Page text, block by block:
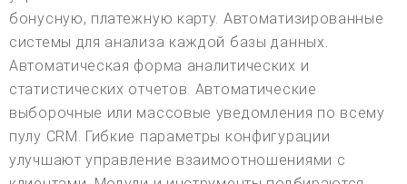
бонусную, платежную карту. Автоматизированные
системы для анализа каждой базы данных.
Автоматическая форма аналитических и
статистических отчетов. Автоматические
выборочные или массовые уведомления по всему
пулу CRM. Гибкие параметры конфигурации
улучшают управление взаимоотношениями с